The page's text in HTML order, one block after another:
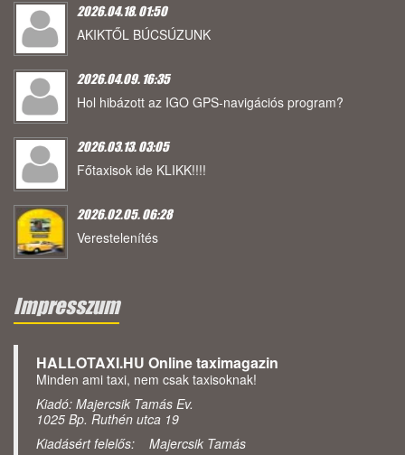
2026.04.18. 01:50
AKIKTŐL BÚCSÚZUNK
2026.04.09. 16:35
Hol hibázott az IGO GPS-navigációs program?
2026.03.13. 03:05
Főtaxisok ide KLIKK!!!!
2026.02.05. 06:28
Verestelenítés
Impresszum
HALLOTAXI.HU Online taximagazin
Minden ami taxi, nem csak taxisoknak!
Kiadó: Majercsik Tamás Ev.
1025 Bp. Ruthén utca 19
Kiadásért felelős: Majercsik Tamás